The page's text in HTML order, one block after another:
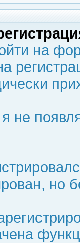
на
не
но